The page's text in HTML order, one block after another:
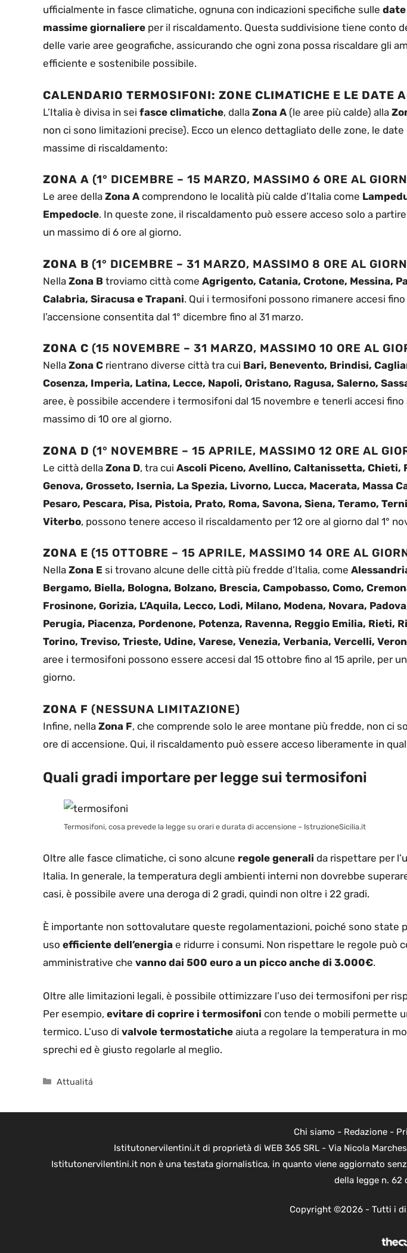
ufficialmente in fasce climatiche, ognuna con indicazioni specifiche sulle
massime giornaliere per il riscaldamento. Questa suddivisione tiene conto
delle varie aree geografiche, assicurando che ogni zona possa riscaldare gli
efficiente e sostenibile possibile.
CALENDARIO TERMOSIFONI: ZONE CLIMATICHE E LE DATE
L’Italia è divisa in sei fasce climatiche, dalla Zona A (le aree più calde) alla
non ci sono limitazioni precise). Ecco un elenco dettagliato delle zone, le date
massime di riscaldamento:
ZONA A (1° DICEMBRE – 15 MARZO, MASSIMO 6 ORE AL
Le aree della Zona A comprendono le località più calde d’Italia come
Empedocle. In queste zone, il riscaldamento può essere acceso solo a
un massimo di 6 ore al giorno.
ZONA B (1° DICEMBRE – 31 MARZO, MASSIMO 8 ORE AL
Nella Zona B troviamo città come Agrigento, Catania, Crotone, Messina,
Calabria, Siracusa e Trapani. Qui i termosifoni possono rimanere accesi
l’accensione consentita dal 1° dicembre fino al 31 marzo.
ZONA C (15 NOVEMBRE – 31 MARZO, MASSIMO 10 ORE AL
Nella Zona C rientrano diverse città tra cui Bari, Benevento, Brindisi,
Cosenza, Imperia, Latina, Lecce, Napoli, Oristano, Ragusa, Salerno,
aree, è possibile accendere i termosifoni dal 15 novembre e tenerli accesi fino
massimo di 10 ore al giorno.
ZONA D (1° NOVEMBRE – 15 APRILE, MASSIMO 12 ORE AL
Le città della Zona D, tra cui Ascoli Piceno, Avellino, Caltanissetta, Chieti,
Genova, Grosseto, Isernia, La Spezia, Livorno, Lucca, Macerata, Massa
Pesaro, Pescara, Pisa, Pistoia, Prato, Roma, Savona, Siena, Teramo,
Viterbo, possono tenere acceso il riscaldamento per 12 ore al giorno dal 1°
ZONA E (15 OTTOBRE – 15 APRILE, MASSIMO 14 ORE AL
Nella Zona E si trovano alcune delle città più fredde d’Italia, come
Bergamo, Biella, Bologna, Bolzano, Brescia, Campobasso, Como,
Frosinone, Gorizia, L’Aquila, Lecco, Lodi, Milano, Modena, Novara,
Perugia, Piacenza, Pordenone, Potenza, Ravenna, Reggio Emilia, Rieti,
Torino, Treviso, Trieste, Udine, Varese, Venezia, Verbania, Vercelli,
aree i termosifoni possono essere accesi dal 15 ottobre fino al 15 aprile, per
giorno.
ZONA F (NESSUNA LIMITAZIONE)
Infine, nella Zona F, che comprende solo le aree montane più fredde, non ci
ore di accensione. Qui, il riscaldamento può essere acceso liberamente in
Quali gradi importare per legge sui termosifoni
Termosifoni, cosa prevede la legge su orari e durata di accensione – IstruzioneSicilia.it
Oltre alle fasce climatiche, ci sono alcune regole generali da rispettare per
Italia. In generale, la temperatura degli ambienti interni non dovrebbe
casi, è possibile avere una deroga di 2 gradi, quindi non oltre i 22 gradi.
È importante non sottovalutare queste regolamentazioni, poiché sono state
uso efficiente dell’energia e ridurre i consumi. Non rispettare le regole può
amministrative che vanno dai 500 euro a un picco anche di 3.000€.
Oltre alle limitazioni legali, è possibile ottimizzare l’uso dei termosifoni per
Per esempio, evitare di coprire i termosifoni con tende o mobili permette
termico. L’uso di valvole termostatiche aiuta a regolare la temperatura in
sprechi ed è giusto regolarle al meglio.
Categorie
Attualitá
Chi siamo - Redazione-
Istitutonervilentini.it di proprietà di WEB 365 SRL - Via Nicola
Istitutonervilentini.it non è una testata giornalistica, in quanto viene aggiornato
della legge n. 62
Copyright ©2026 - Tutti i